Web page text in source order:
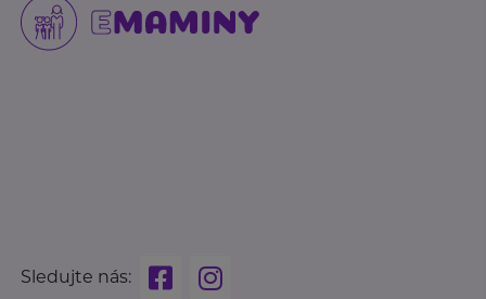
Sledujte nás: